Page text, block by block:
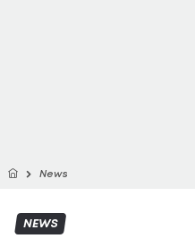
News
NEWS